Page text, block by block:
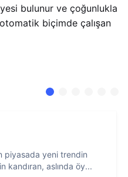
bulunur ve çoğunlukla
biçimde çalışan
piyasada yeni trendin
kandıran, aslında öy...